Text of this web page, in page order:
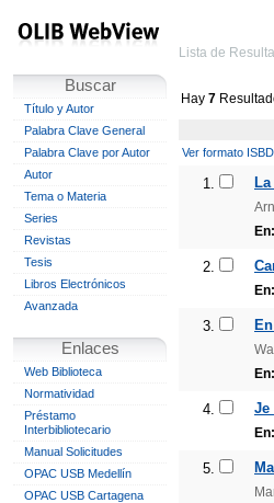
Buscar
Título y Autor
Palabra Clave General
Palabra Clave por Autor
Autor
Tema o Materia
Series
Revistas
Tesis
Libros Electrónicos
Avanzada
Enlaces
Web Biblioteca
Normatividad
Préstamo
Interbibliotecario
Manual Solicitudes
OPAC USB Medellín
OPAC USB Cartagena
Lista de
Hay 7
Ver formato ISBD
1.
En:
2.
En:
3.
En:
4. Je
En:
5.